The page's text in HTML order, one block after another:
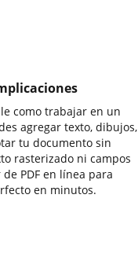
como trabajar en un
agregar texto, dibujos,
tu documento sin
rasterizado ni campos
PDF en línea para
en minutos.